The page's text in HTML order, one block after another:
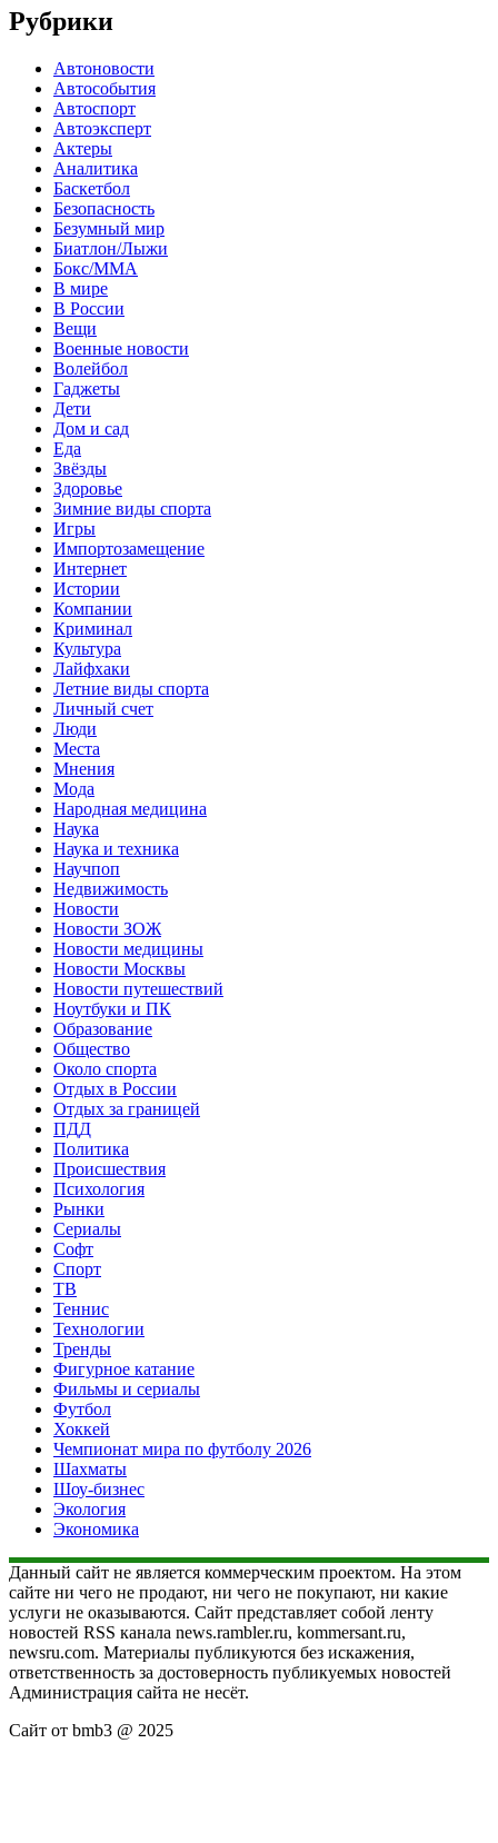
Рубрики
Автоновости
Автособытия
Автоспорт
Автоэксперт
Актеры
Аналитика
Баскетбол
Безопасность
Безумный мир
Биатлон/Лыжи
Бокс/MMA
В мире
В России
Вещи
Военные новости
Волейбол
Гаджеты
Дети
Дом и сад
Еда
Звёзды
Здоровье
Зимние виды спорта
Игры
Импортозамещение
Интернет
Истории
Компании
Криминал
Культура
Лайфхаки
Летние виды спорта
Личный счет
Люди
Места
Мнения
Мода
Народная медицина
Наука
Наука и техника
Научпоп
Недвижимость
Новости
Новости ЗОЖ
Новости медицины
Новости Москвы
Новости путешествий
Ноутбуки и ПК
Образование
Общество
Около спорта
Отдых в России
Отдых за границей
ПДД
Политика
Происшествия
Психология
Рынки
Сериалы
Софт
Спорт
ТВ
Теннис
Технологии
Тренды
Фигурное катание
Фильмы и сериалы
Футбол
Хоккей
Чемпионат мира по футболу 2026
Шахматы
Шоу-бизнес
Экология
Экономика
Данный сайт не является коммерческим проектом. На этом
сайте ни чего не продают, ни чего не покупают, ни какие
услуги не оказываются. Сайт представляет собой ленту
новостей RSS канала news.rambler.ru, kommersant.ru,
newsru.com. Материалы публикуются без искажения,
ответственность за достоверность публикуемых новостей
Администрация сайта не несёт.
Сайт от bmb3 @ 2025